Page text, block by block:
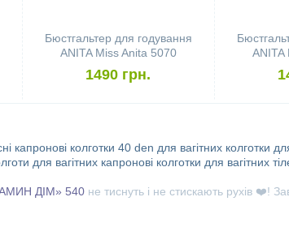
Бюстгальтер для годування
ANITA Miss Anita 5070
(розмір 70B, бежевий)
1490 грн.
ANITA
капронові колготки 40 den для вагітних колготки
для вагітних капронові колготки для вагітних
ДІМ» 540 не тиснуть і не стискають рухів ❤️!